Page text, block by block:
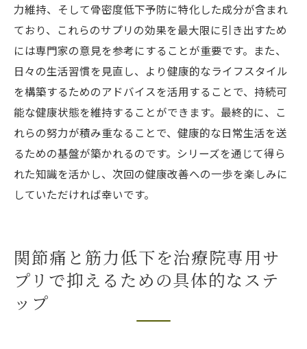
力維持、そして骨密度低下予防に特化した成分が含まれ
ており、これらのサプリの効果を最大限に引き出すため
には専門家の意見を参考にすることが重要です。また、
日々の生活習慣を見直し、より健康的なライフスタイル
を構築するためのアドバイスを活用することで、持続可
能な健康状態を維持することができます。最終的に、こ
れらの努力が積み重なることで、健康的な日常生活を送
るための基盤が築かれるのです。シリーズを通じて得ら
れた知識を活かし、次回の健康改善への一歩を楽しみに
していただければ幸いです。
関節痛と筋力低下を治療院専用サ
プリで抑えるための具体的なステ
ップ